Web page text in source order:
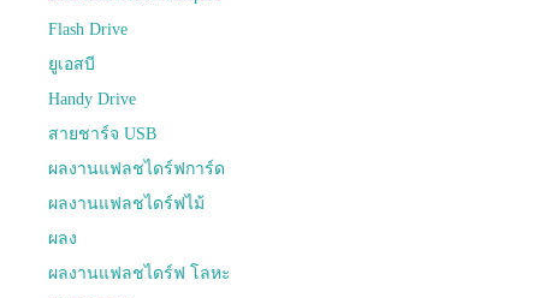
Flash Drive
ยูเอสบี
Handy Drive
สายชาร์จ USB
ผลงานแฟลชไดร์ฟการ์ด
ผลงานแฟลชไดร์ฟไม้
ผลง
ผลงานแฟลชไดร์ฟ โลหะ